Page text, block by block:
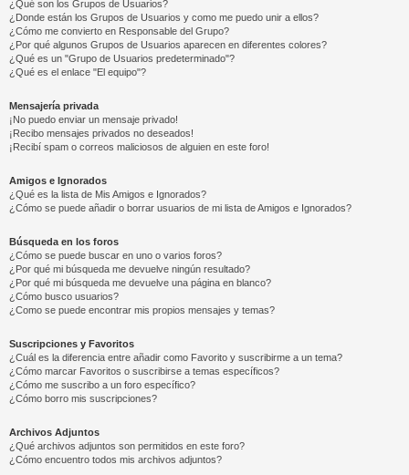
¿Qué son los Grupos de Usuarios?
¿Donde están los Grupos de Usuarios y como me puedo unir a ellos?
¿Cómo me convierto en Responsable del Grupo?
¿Por qué algunos Grupos de Usuarios aparecen en diferentes colores?
¿Qué es un "Grupo de Usuarios predeterminado"?
¿Qué es el enlace "El equipo"?
Mensajería privada
¡No puedo enviar un mensaje privado!
¡Recibo mensajes privados no deseados!
¡Recibí spam o correos maliciosos de alguien en este foro!
Amigos e Ignorados
¿Qué es la lista de Mis Amigos e Ignorados?
¿Cómo se puede añadir o borrar usuarios de mi lista de Amigos e Ignorados?
Búsqueda en los foros
¿Cómo se puede buscar en uno o varios foros?
¿Por qué mi búsqueda me devuelve ningún resultado?
¿Por qué mi búsqueda me devuelve una página en blanco?
¿Cómo busco usuarios?
¿Como se puede encontrar mis propios mensajes y temas?
Suscripciones y Favoritos
¿Cuál es la diferencia entre añadir como Favorito y suscribirme a un tema?
¿Cómo marcar Favoritos o suscribirse a temas específicos?
¿Cómo me suscribo a un foro específico?
¿Cómo borro mis suscripciones?
Archivos Adjuntos
¿Qué archivos adjuntos son permitidos en este foro?
¿Cómo encuentro todos mis archivos adjuntos?